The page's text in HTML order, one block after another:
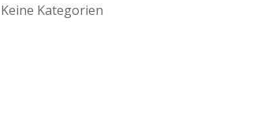
Keine Kategorien